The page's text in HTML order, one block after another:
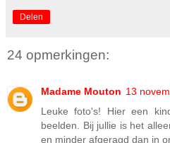
Delen
24 opmerkingen:
Madame Mouton 13
Leuke foto's! Hier een
beelden. Bij jullie is het
en minder afgeragd dan in